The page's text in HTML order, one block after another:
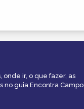
ir, o que fazer, as
no guia Encontra Campo